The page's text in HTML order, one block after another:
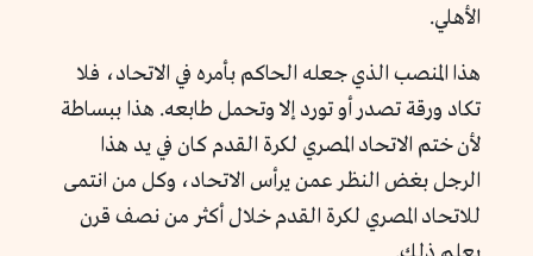
الأهلي.
هذا المنصب الذي جعله الحاكم بأمره في الاتحاد، فلا
تكاد ورقة تصدر أو تورد إلا وتحمل طابعه. هذا ببساطة
لأن ختم الاتحاد المصري لكرة القدم كان في يد هذا
الرجل بغض النظر عمن يرأس الاتحاد، وكل من انتمى
للاتحاد المصري لكرة القدم خلال أكثر من نصف قرن